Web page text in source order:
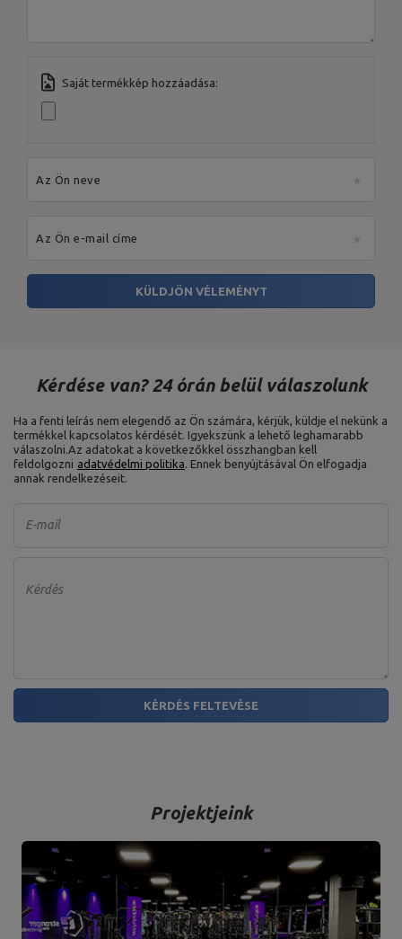
Saját termékkép hozzáadása:
Az Ön neve
Az Ön e-mail címe
KÜLDJÖN VÉLEMÉNYT
Kérdése van? 24 órán belül válaszolunk
Ha a fenti leírás nem elegendő az Ön számára, kérjük, küldje el nekünk a
termékkel kapcsolatos kérdését. Igyekszünk a lehető leghamarabb
válaszolni.Az adatokat a következőkkel összhangban kell
feldolgozni adatvédelmi politika. Ennek benyújtásával Ön elfogadja
annak rendelkezéseit.
E-mail
Kérdés
KÉRDÉS FELTEVÉSE
Projektjeink